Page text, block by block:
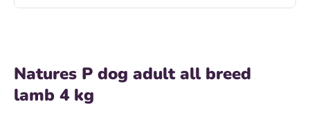
Natures P dog adult all breed
lamb 4 kg